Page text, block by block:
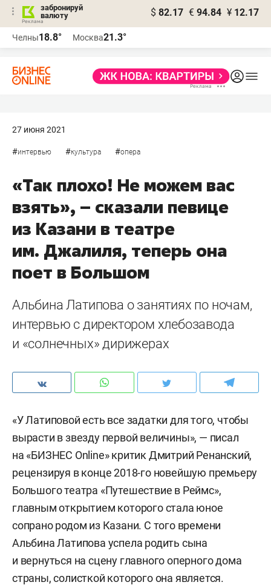
забронируй
валюту
$ 82.17 € 94.84 ¥ 12.17
Челны18.8° Москва21.3°
27 июня 2021
#интервью #культура #опера
«Так плохо! Не можем вас
взять», – сказали певице
из Казани в театре
им. Джалиля, теперь она
поет в Большом
Альбина Латипова о занятиях по ночам,
интервью с директором хлебозавода
и «солнечных» дирижерах
«У Латиповой есть все задатки для того, чтобы
вырасти в звезду первой величины», — писал
на «БИЗНЕС Online» критик Дмитрий Ренанский,
рецензируя в конце 2018-го новейшую премьеру
Большого театра «Путешествие в Реймс»,
главным открытием которого стала юное
сопрано родом из Казани. С того времени
Альбина Латипова успела родить сына
и вернуться на сцену главного оперного дома
страны, солисткой которого она является.